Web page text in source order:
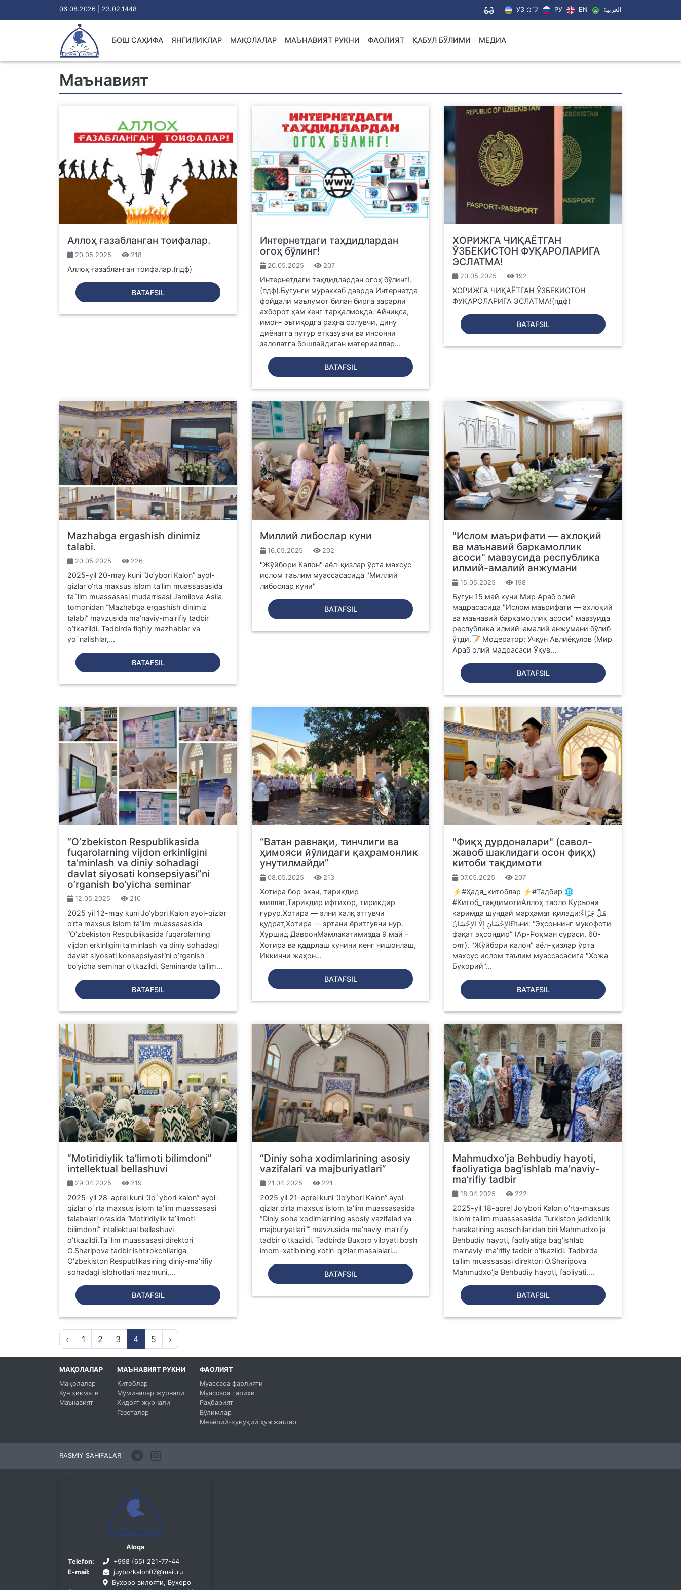
06.08.2026 | 23.02.1448 УЗ O`Z РУ EN العربية
БОШ САҲИФА ЯНГИЛИКЛАР МАҚОЛАЛАР МАЪНАВИЯТ РУКНИ ФАОЛИЯТ ҚАБУЛ БЎЛИМИ МЕДИА
Маънавият
Аллоҳ ғазабланган тоифалар.
20.05.2025 218
Аллоҳ ғазабланган тоифалар.(пдф)
BATAFSIL
Интернетдаги таҳдидлардан
огоҳ бўлинг!
20.05.2025 207
Интернетдаги таҳдидлардан огоҳ бўлинг!.
(пдф).Бугунги мураккаб даврда Интернетда
фойдали маълумот билан бирга зарарли
ахборот ҳам кенг тарқалмоқда. Айниқса,
имон- эътиқодга раҳна солувчи, дину
диёнатга путур етказувчи ва инсонни
залолатга бошлайдиган материаллар...
BATAFSIL
ХОРИЖГА ЧИҚАЁТГАН
ЎЗБЕКИСТОН ФУҚАРОЛАРИГА
ЭСЛАТМА!
20.05.2025 192
ХОРИЖГА ЧИҚАЁТГАН ЎЗБЕКИСТОН
ФУҚАРОЛАРИГА ЭСЛАТМА!(пдф)
BATAFSIL
Mazhabga ergashish dinimiz
talabi.
20.05.2025 226
2025-yil 20-may kuni “Jo‘ybori Kalon” ayol-
qizlar o‘rta maxsus islom ta’lim muassasasida
ta`lim muassasasi mudarrisasi Jamilova Asila
tomonidan “Mazhabga ergashish dinimiz
talabi” mavzusida ma’naviy-ma’rifiy tadbir
o’tkazildi. Tadbirda fiqhiy mazhablar va
yo`nalishlar,...
BATAFSIL
Миллий либослар куни
16.05.2025 202
"Жўйбори Калон" аёл-қизлар ўрта махсус
ислом таълим муассасасида "Миллий
либослар куни"
BATAFSIL
"Ислом маърифати — ахлоқий
ва маънавий баркамоллик
асоси" мавзусида республика
илмий-амалий анжумани
15.05.2025 198
Бугун 15 май куни Мир Араб олий
мадрасасида "Ислом маърифати — ахлоқий
ва маънавий баркамоллик асоси" мавзуида
республика илмий-амалий анжумани бўлиб
ўтди.📝 Модератор: Учқун Авлиёқулов (Мир
Араб олий мадрасаси Ўқув...
BATAFSIL
“O’zbekiston Respublikasida
fuqarolarning vijdon erkinligini
ta’minlash va diniy sohadagi
davlat siyosati konsepsiyasi”ni
o’rganish bo‘yicha seminar
12.05.2025 210
2025 yil 12-may kuni Jo‘ybori Kalon ayol-qizlar
o‘rta maxsus islom ta’lim muassasasida
“O’zbekiston Respublikasida fuqarolarning
vijdon erkinligini ta’minlash va diniy sohadagi
davlat siyosati konsepsiyasi”ni o’rganish
bo‘yicha seminar o’tkazildi. Seminarda ta’lim...
BATAFSIL
“Ватан равнақи, тинчлиги ва
ҳимояси йўлидаги қаҳрамонлик
унутилмайди”
08.05.2025 213
Хотира бор экан, тирикдир
миллат,Тирикдир ифтихор, тирикдир
ғурур.Хотира — элни халқ этгувчи
қудрат,Хотира — эртани ёритгувчи нур.
Хуршид ДавронМамлакатимизда 9 май –
Хотира ва қадрлаш кунини кенг нишонлаш,
Иккинчи жаҳон...
BATAFSIL
"Фиқҳ дурдоналари" (савол-
жавоб шаклидаги осон фиқҳ)
китоби тақдимоти
07.05.2025 207
⚡️#Ҳадя_китоблар ⚡️#Тадбир 🌐
#Китоб_тақдимотиАллоҳ таоло Қуръони
каримда шундай марҳамат қилади:هَلْ جَزَاءُ
الإِحْسَانِ إِلَّا الإِحْسَانُЯъни: “Эҳсоннинг мукофоти
фақат эҳсондир” (Ар-Роҳман сураси, 60-
оят). "Жўйбори калон" аёл-қизлар ўрта
махсус ислом таълим муассасасига "Хожа
Бухорий"...
BATAFSIL
“Motiridiylik ta’limoti bilimdoni”
intellektual bellashuvi
29.04.2025 219
2025-yil 28-aprel kuni “Jo`ybori kalon” ayol-
qizlar o`rta maxsus islom ta’lim muassasasi
talabalari orasida “Motiridiylik ta’limoti
bilimdoni” intellektual bellashuvi
o’tkazildi.Ta`lim muassasasi direktori
O.Sharipova tadbir ishtirokchilariga
O’zbekiston Respublikasining diniy-ma’rifiy
sohadagi islohotlari mazmuni,...
BATAFSIL
“Diniy soha xodimlarining asosiy
vazifalari va majburiyatlari”
21.04.2025 221
2025 yil 21-aprel kuni “Jo‘ybori Kalon” ayol-
qizlar o‘rta maxsus islom ta’lim muassasasida
“Diniy soha xodimlarining asosiy vazifalari va
majburiyatlari”” mavzusida ma’naviy-ma’rifiy
tadbir o’tkazildi. Tadbirda Buxoro viloyati bosh
imom-xatibining xotin-qizlar masalalari...
BATAFSIL
Mahmudxo'ja Behbudiy hayoti,
faoliyatiga bag’ishlab ma’naviy-
ma’rifiy tadbir
18.04.2025 222
2025-yil 18-aprel Jo'ybori Kalon o'rta-maxsus
islom ta'lim muassasasida Turkiston jadidchilik
harakatining asoschilaridan biri Mahmudxo'ja
Behbudiy hayoti, faoliyatiga bag’ishlab
ma’naviy-ma’rifiy tadbir o’tkazildi. Tadbirda
ta’lim muassasasi direktori O.Sharipova
Mahmudxo’ja Behbudiy hayoti, faoliyati,...
BATAFSIL
‹ 1 2 3 4 5 ›
МАҚОЛАЛАР
Мақолалар
Кун ҳикмати
Маънавият
МАЪНАВИЯТ РУКНИ
Китоблар
Мўминалар журнали
Хидоят журнали
Газеталар
ФАОЛИЯТ
Муассаса фаолияти
Муассаса тарихи
Раҳбарият
Бўлимлар
Меъёрий-ҳуқуқий ҳужжатлар
RASMIY SAHIFALAR
Aloqa
Telefon:
+998 (65) 221-77-44
E-mail:
juyborkalon07@mail.ru
Бухоро вилояти, Бухоро